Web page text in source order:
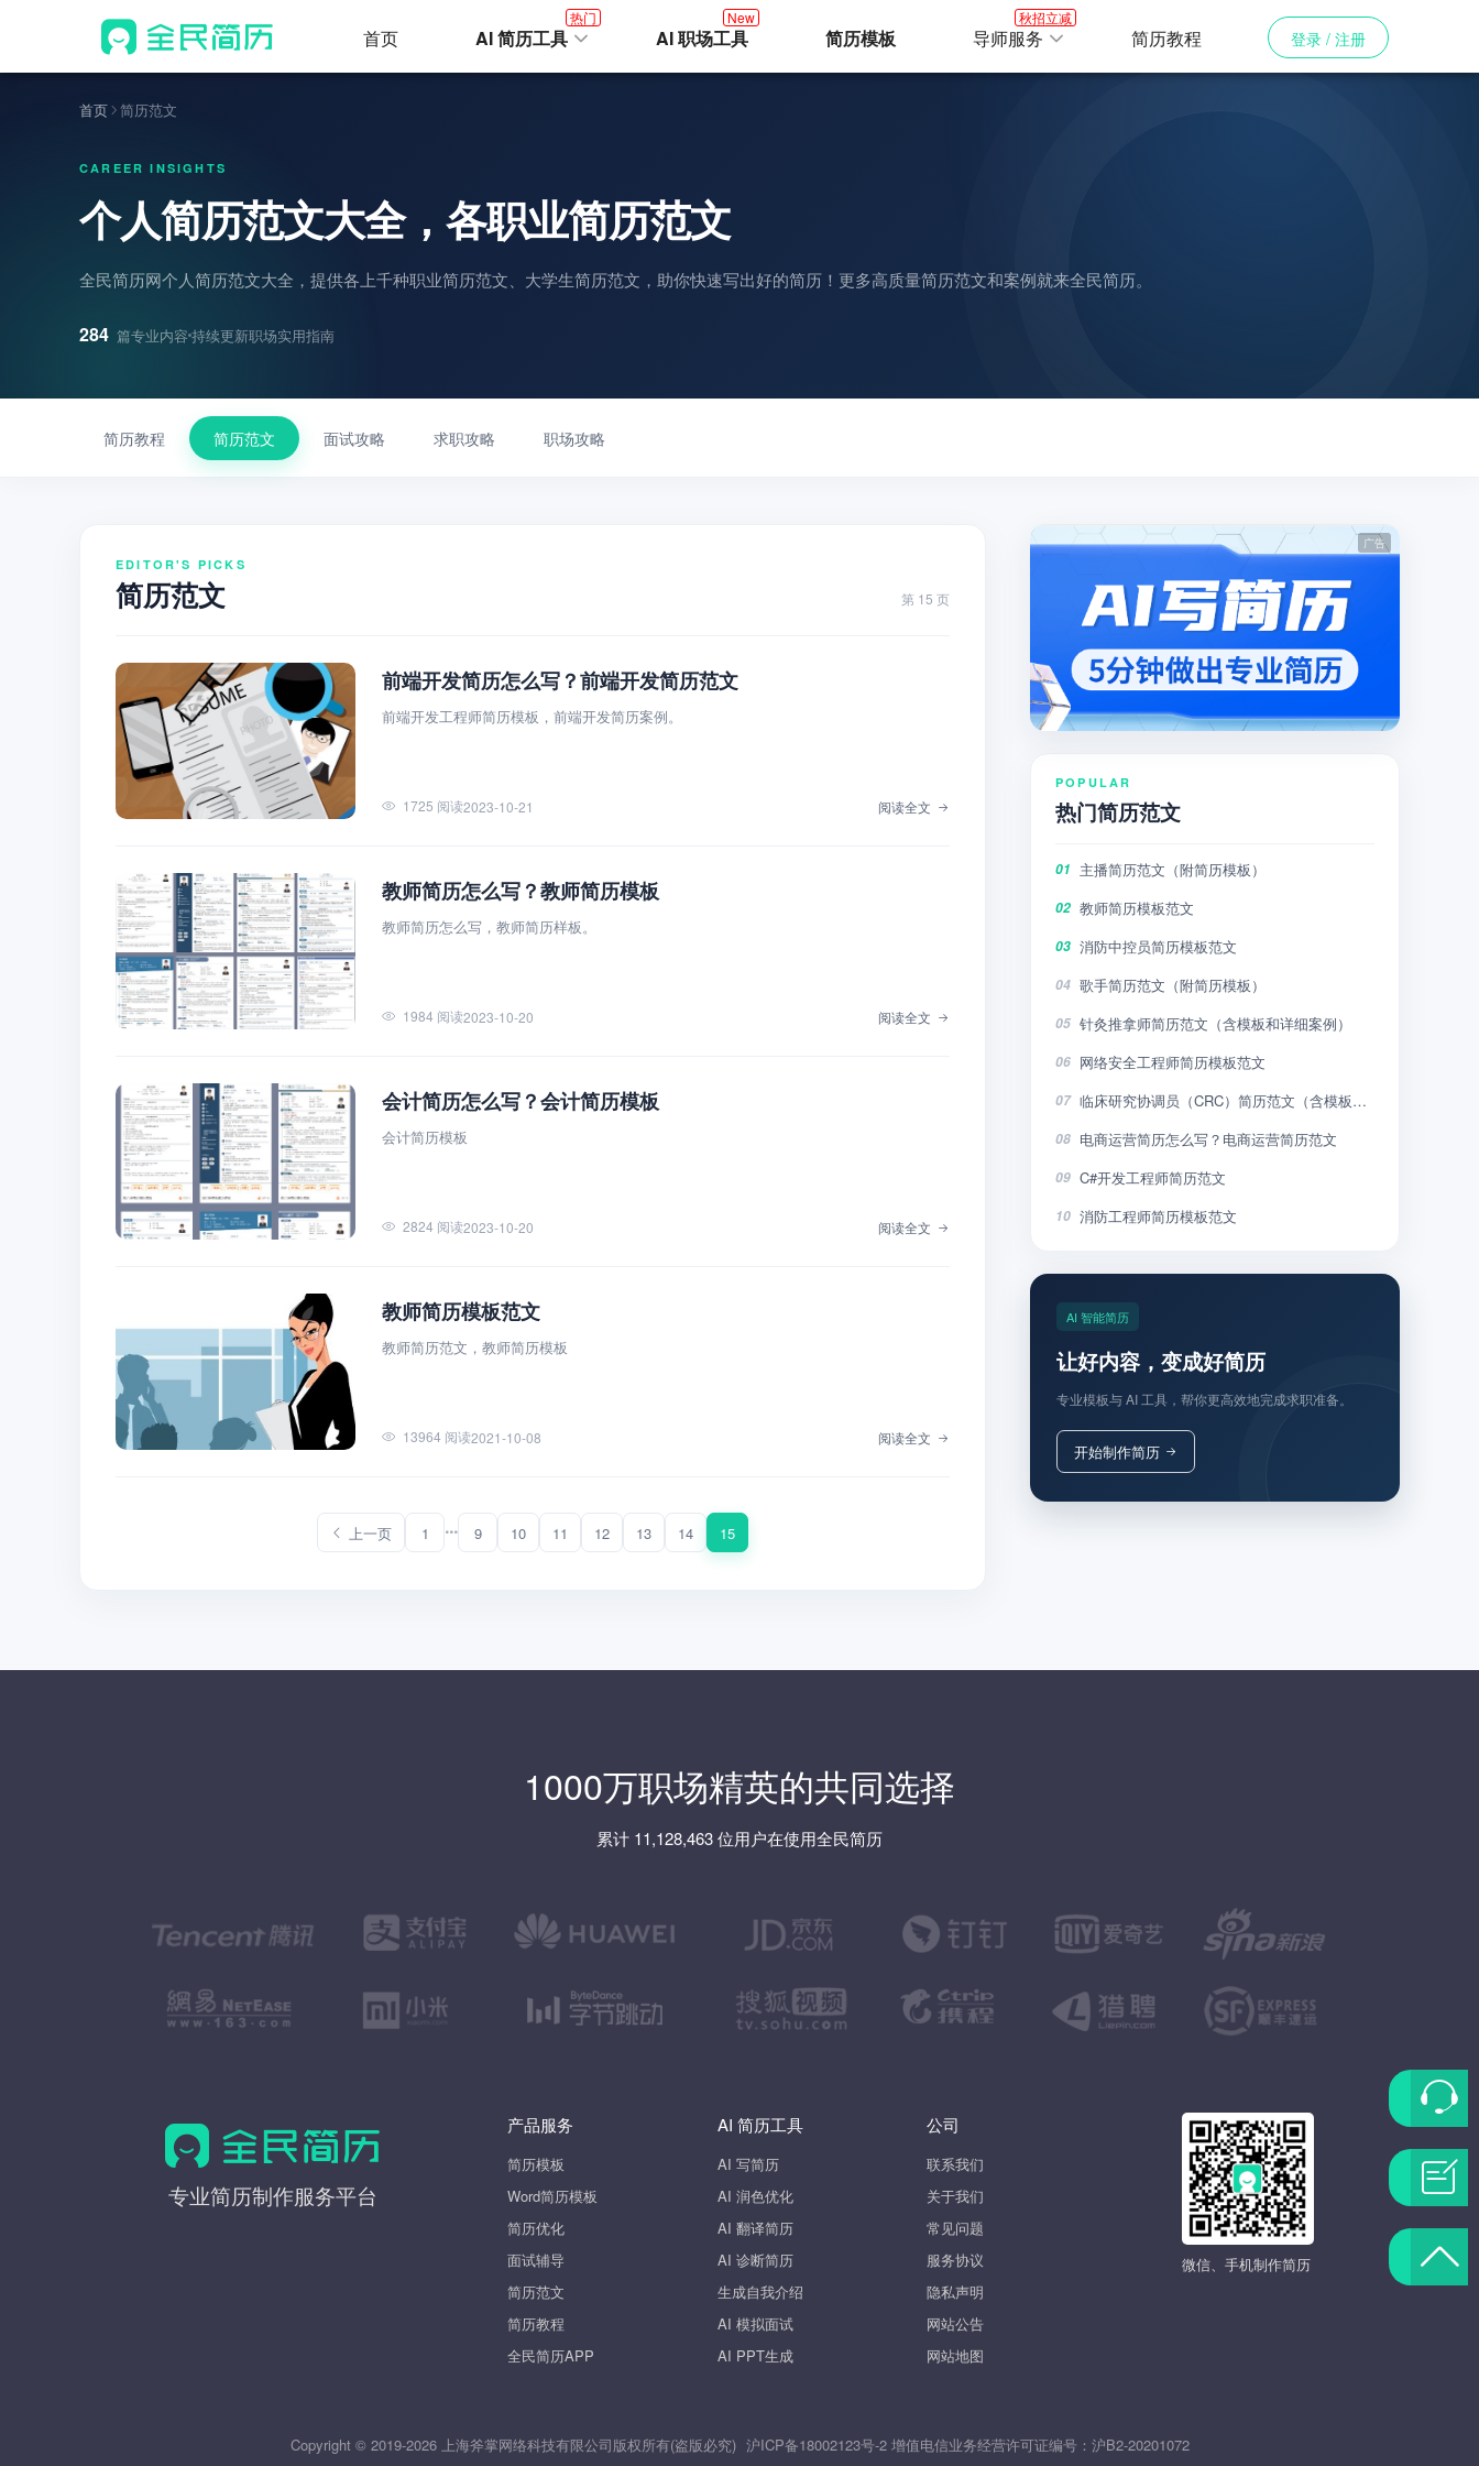
首页 AI 简历工具
热门
AI 职场工具
New
简历模板 导师服务
秋招立减
简历教程 登录 / 注册
首页 简历范文
CAREER INSIGHTS
个人简历范文大全，各职业简历范文
全民简历网个人简历范文大全，提供各上千种职业简历范文、大学生简历范文，助你快速写出好的简历！更多高质量简历范文和案例就来全民简历。
284 篇专业内容 持续更新职场实用指南
简历教程 简历范文 面试攻略 求职攻略 职场攻略
EDITOR'S PICKS
简历范文 第 15 页
前端开发简历怎么写？前端开发简历范文
前端开发工程师简历模板，前端开发简历案例。
1725 阅读2023-10-21 阅读全文
教师简历怎么写？教师简历模板
教师简历怎么写，教师简历样板。
1984 阅读2023-10-20 阅读全文
会计简历怎么写？会计简历模板
会计简历模板
2824 阅读2023-10-20 阅读全文
教师简历模板范文
教师简历范文，教师简历模板
13964 阅读2021-10-08 阅读全文
上一页 1 9 10 11 12 13 14 15
POPULAR
热门简历范文
01 主播简历范文（附简历模板）
02 教师简历模板范文
03 消防中控员简历模板范文
04 歌手简历范文（附简历模板）
05 针灸推拿师简历范文（含模板和详细案例）
06 网络安全工程师简历模板范文
07 临床研究协调员（CRC）简历范文（含模板和详细案例）
08 电商运营简历怎么写？电商运营简历范文
09 C#开发工程师简历范文
10 消防工程师简历模板范文
AI 智能简历
让好内容，变成好简历
专业模板与 AI 工具，帮你更高效地完成求职准备。
开始制作简历
1000万职场精英的共同选择
累计 11,128,463 位用户在使用全民简历
全
专业简历制作服务平台
产品服务
简历模板
Word简历模板
简历优化
面试辅导
简历范文
简历教程
全民简历APP
AI 简历工具
AI 写简历
AI 润色优化
AI 翻译简历
AI 诊断简历
生成自我介绍
AI 模拟面试
AI PPT生成
公司
联系我们
关于我们
常见问题
服务协议
隐私声明
网站公告
网站地图
微信、手机制作简历
Copyright © 2019-2026 上海斧掌网络科技有限公司版权所有(盗版必究) 沪ICP备18002123号-2增值电信业务经营许可证编号： 沪B2-20201072
联
系
客
服
题
反
返